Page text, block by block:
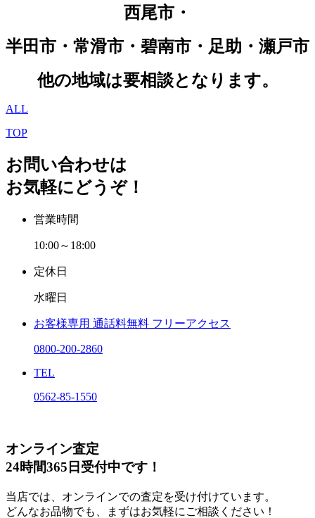
西尾市・
半田市・常滑市・碧南市・足助・瀬戸市
他の地域は要相談となります。
ALL
TOP
お問い合わせは
お気軽にどうぞ！
営業時間
10:00～18:00
定休日
水曜日
お客様専用 通話料無料 フリーアクセス
0800-200-2860
TEL
0562-85-1550
オンライン査定
24時間365日受付中です！
当店では、オンラインでの査定を受け付けています。
どんなお品物でも、まずはお気軽にご相談ください！